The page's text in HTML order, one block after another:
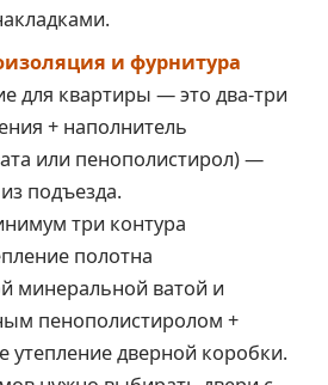
и фурнитура
для квартиры — это два-три
+ наполнитель
или пенополистирол) —
подъезда.
три контура
полотна
минеральной ватой и
пенополистиролом +
утепление дверной коробки.